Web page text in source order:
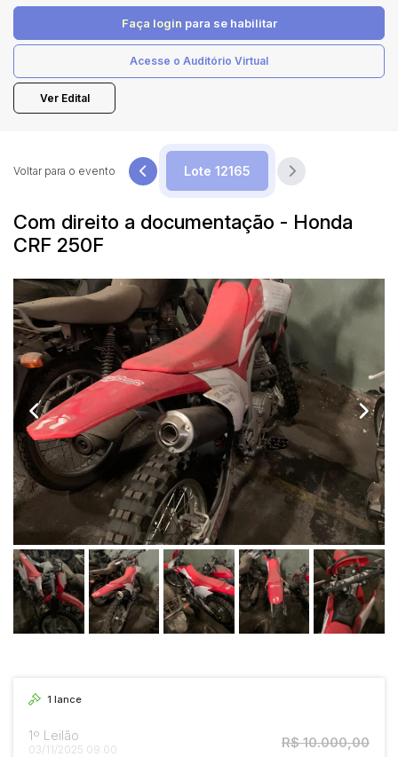
Faça login para se habilitar
Acesse o Auditório Virtual
Ver Edital
Com direito a documentação - Honda
CRF 250F
Voltar para o evento
1 lance
1º Leilão
03/11/2025 09:00 R$ 10.000,00